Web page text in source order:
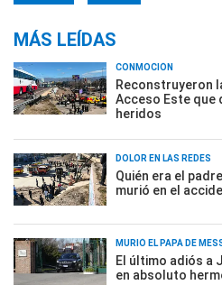
MÁS LEÍDAS
CONMOCIÓN
Reconstruyeron
Acceso Este que
heridos
DOLOR EN LAS REDES
Quién era el
murió en el
MURIÓ EL PAPÁ DE
El último adiós a
en absoluto